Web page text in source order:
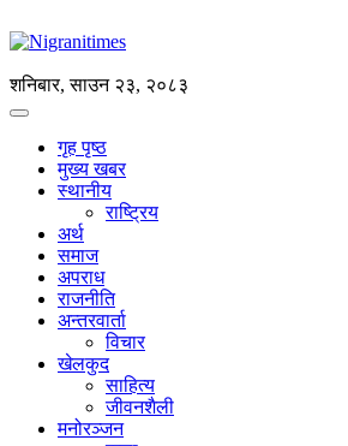
शनिबार, साउन २३, २०८३
गृह पृष्ठ
मुख्य खबर
स्थानीय
राष्ट्रिय
अर्थ
समाज
अपराध
राजनीति
अन्तरवार्ता
विचार
खेलकुद
साहित्य
जीवनशैली
मनोरञ्जन